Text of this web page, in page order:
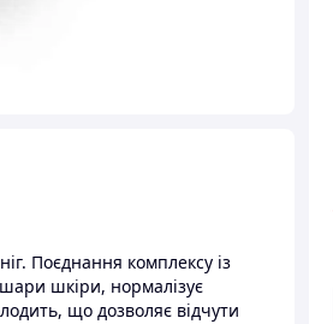
Поєднання комплексу із
шкіри, нормалізує
що дозволяє відчути